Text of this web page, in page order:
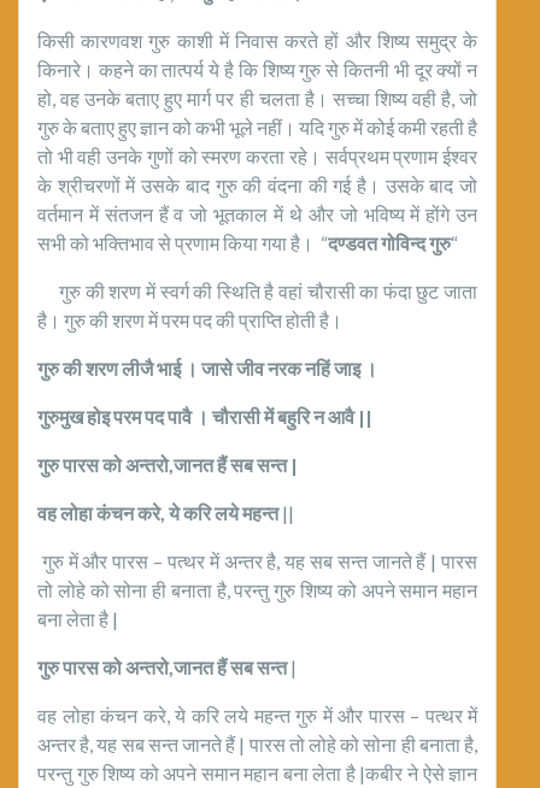
किसी कारणवश गुरु काशी में निवास करते हों और शिष्य समुद्र के
किनारे। कहने का तात्पर्य ये है कि शिष्य गुरु से कितनी भी दूर क्यों न
हो, वह उनके बताए हुए मार्ग पर ही चलता है। सच्चा शिष्य वही है, जो
गुरु के बताए हुए ज्ञान को कभी भूले नहीं। यदि गुरु में कोई कमी रहती है
तो भी वही उनके गुणों को स्मरण करता रहे। सर्वप्रथम प्रणाम ईश्वर
के श्रीचरणों में उसके बाद गुरु की वंदना की गई है। उसके बाद जो
वर्तमान में संतजन हैं व जो भूतकाल में थे और जो भविष्य में होंगे उन
सभी को भक्तिभाव से प्रणाम किया गया है। “दण्डवतगोविन्दगुरु“
गुरु की शरण में स्वर्ग की स्थिति है वहां चौरासी का फंदा छुट जाता
है। गुरु की शरण में परम पद की प्राप्ति होती है।
गुरु की शरण लीजै भाई । जासे जीव नरक नहिं जाइ ।
गुरुमुख होइ परम पद पावै । चौरासी में बहुरि न आवै ||
गुरु पारस को अन्तरो,जानत हैं सब सन्त |
वह लोहा कंचन करे, ये करि लये महन्त||
गुरु में और पारस – पत्थर में अन्तर है, यह सब सन्त जानते हैं | पारस
तो लोहे को सोना ही बनाता है, परन्तु गुरु शिष्य को अपने समान महान
बना लेता है |
गुरु पारस को अन्तरो,जानत हैं सब सन्त|
वह लोहा कंचन करे, ये करि लये महन्त गुरु में और पारस – पत्थर में
अन्तर है, यह सब सन्त जानते हैं | पारस तो लोहे को सोना ही बनाता है,
परन्तु गुरु शिष्य को अपने समान महान बना लेता है |कबीर ने ऐसे ज्ञान